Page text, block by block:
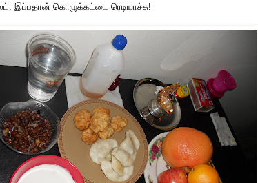
இப்பதான் கொழுக்கட்டை ரெடியாச்சு!